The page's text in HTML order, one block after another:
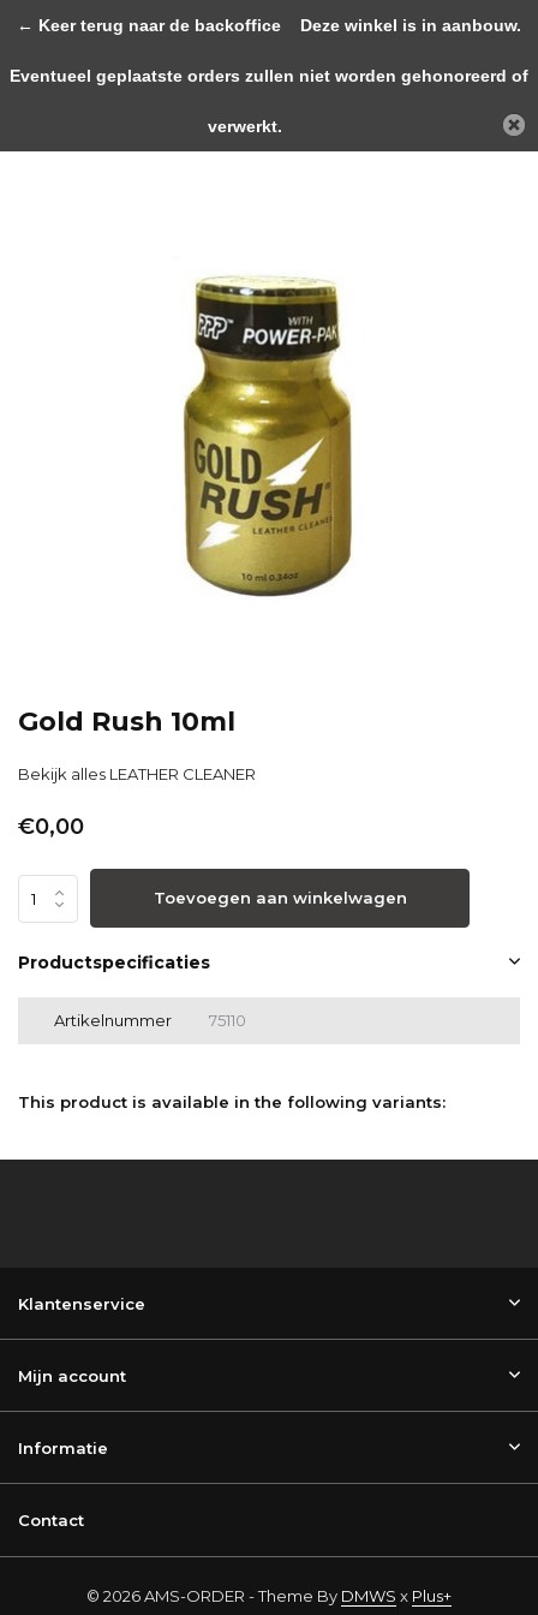
Home
Gold Rush 10ml
Bekijk alles LEATHER CLEANER
€0,00
Toevoegen aan winkelwagen
Productspecificaties
Artikelnummer 75110
This product is available in the following variants:
Klantenservice
Mijn account
Informatie
Contact
© 2026 AMS-ORDER - Theme By DMWS x Plus+
← Keer terug naar de backoffice Deze winkel is in aanbouw.
Eventueel geplaatste orders zullen niet worden gehonoreerd of
verwerkt.